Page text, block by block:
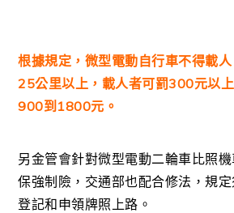
根據規定，微型電動自行車不得載
25公里以上，載人者可罰300元以
900到1800元。
另金管會針對微型電動二輪車比照
保強制險，交通部也配合修法，規
登記和申領牌照上路。